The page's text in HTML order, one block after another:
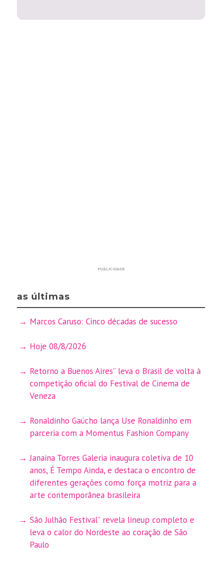
PUBLICIDADE
as últimas
Marcos Caruso: Cinco décadas de sucesso
Hoje 08/8/2026
Retorno a Buenos Aires” leva o Brasil de volta à
competição oficial do Festival de Cinema de
Veneza
Ronaldinho Gaúcho lança Use Ronaldinho em
parceria com a Momentus Fashion Company
Janaina Torres Galeria inaugura coletiva de 10
anos, É Tempo Ainda, e destaca o encontro de
diferentes gerações como força motriz para a
arte contemporânea brasileira
São Julhão Festival” revela lineup completo e
leva o calor do Nordeste ao coração de São
Paulo